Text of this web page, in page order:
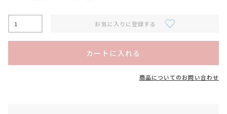
お気に入りに登録する
カートに入れる
商品についてのお問い合わせ